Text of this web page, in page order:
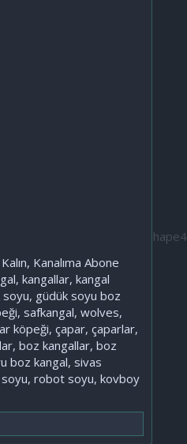
Kanalıma Abone
kangallar, kangal
güdük soyu boz
safkangal, wolves,
köpeği, çapar, çaparlar,
boz kangallar, boz
boz kangal, sivas
soyu, robot soyu, kovboy